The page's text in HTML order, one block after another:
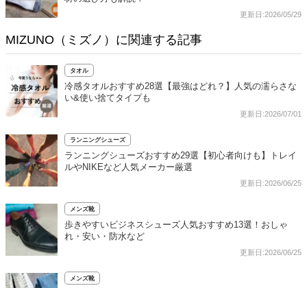
更新日:2026/05/29
MIZUNO（ミズノ）に関連する記事
タオル
冷感タオルおすすめ28選【最強はどれ？】人気の濡らさな
い&使い捨てタイプも
更新日:2026/07/01
ランニングシューズ
ランニングシューズおすすめ29選【初心者向けも】トレイ
ルやNIKEなど人気メーカー厳選
更新日:2026/06/25
メンズ靴
歩きやすいビジネスシューズ人気おすすめ13選！おしゃ
れ・安い・防水など
更新日:2026/06/25
メンズ靴